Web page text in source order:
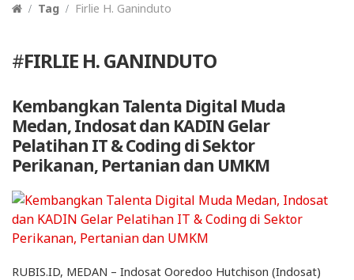
Tag Firlie H. Ganinduto
#FIRLIE H. GANINDUTO
Kembangkan Talenta Digital Muda
Medan, Indosat dan KADIN Gelar
Pelatihan IT & Coding di Sektor
Perikanan, Pertanian dan UMKM
RUBIS.ID, MEDAN – Indosat Ooredoo Hutchison (Indosat)